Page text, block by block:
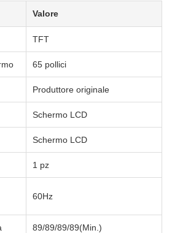
Valore
TFT
65 pollici
Produttore originale
Schermo LCD
Schermo LCD
1 pz
60Hz
89/89/89/89(Min.)